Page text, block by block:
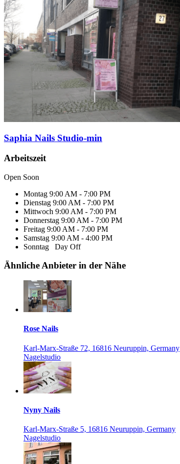
Saphia Nails Studio-min
Arbeitszeit
Open Soon
Montag 9:00 AM - 7:00 PM
Dienstag 9:00 AM - 7:00 PM
Mittwoch 9:00 AM - 7:00 PM
Donnerstag 9:00 AM - 7:00 PM
Freitag 9:00 AM - 7:00 PM
Samstag 9:00 AM - 4:00 PM
Sonntag Day Off
Ähnliche Anbieter in der Nähe
Rose Nails
Karl-Marx-Straße 72, 16816 Neuruppin, Germany
Nagelstudio
Nyny Nails
Karl-Marx-Straße 5, 16816 Neuruppin, Germany
Nagelstudio